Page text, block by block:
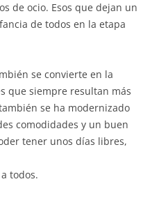
de ocio. Esos que dejan un
de todos en la etapa
se convierte en la
que siempre resultan más
se ha modernizado
comodidades y un buen
tener unos días libres,
todos.